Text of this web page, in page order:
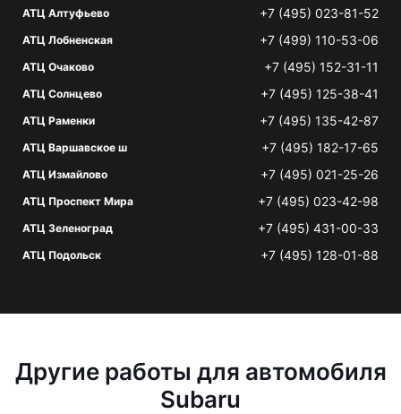
АТЦ Алтуфьево +7 (495) 023-81-52
АТЦ Лобненская +7 (499) 110-53-06
АТЦ Очаково +7 (495) 152-31-11
АТЦ Солнцево +7 (495) 125-38-41
АТЦ Раменки +7 (495) 135-42-87
АТЦ Варшавское ш +7 (495) 182-17-65
АТЦ Измайлово +7 (495) 021-25-26
АТЦ Проспект Мира +7 (495) 023-42-98
АТЦ Зеленоград +7 (495) 431-00-33
АТЦ Подольск +7 (495) 128-01-88
Другие работы для автомобиля
Subaru